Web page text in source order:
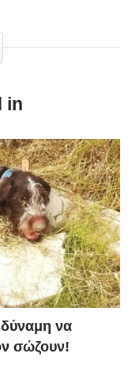
το βίντεο σε
in
δύναμη να
σώζουν!